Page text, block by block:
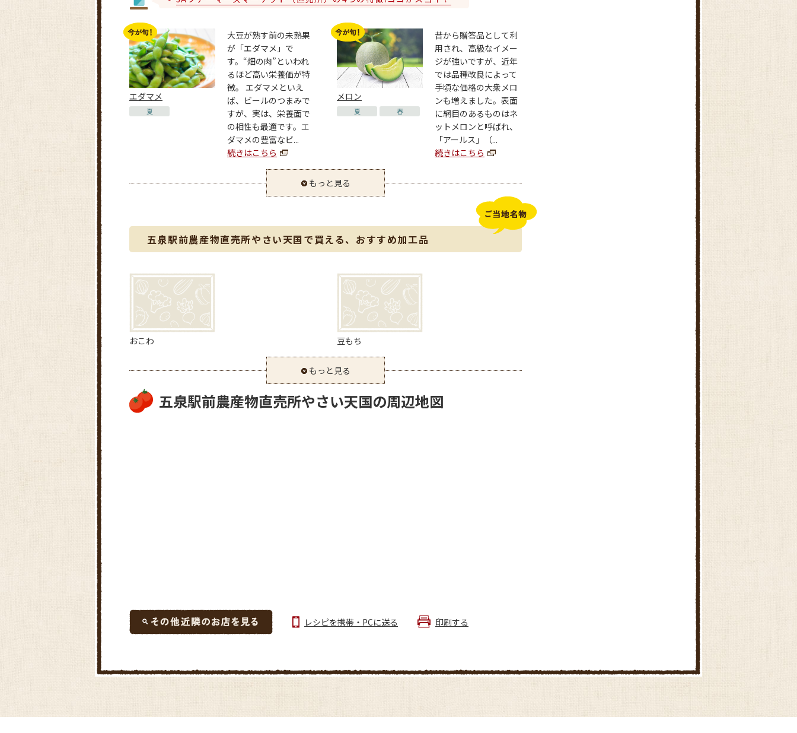
エダマメ
夏
大豆が熟す前の未熟果
が「エダマメ」で
す。“畑の肉”といわれ
るほど高い栄養価が特
徴。 エダマメといえ
ば、ビールのつまみで
すが、実は、栄養面で
の相性も最適です。エ
ダマメの豊富なビ...
続きはこちら
メロン
夏 春
昔から贈答品として利
用され、高級なイメー
ジが強いですが、近年
では品種改良によって
手頃な価格の大衆メロ
ンも増えました。表面
に網目のあるものはネ
ットメロンと呼ばれ、
「アールス」（...
続きはこちら
もっと見る
五泉駅前農産物直売所やさい天国で買える、おすすめ加工品
おこわ 豆もち
もっと見る
五泉駅前農産物直売所やさい天国の周辺地図
レシピを携帯・PCに送る 印刷する